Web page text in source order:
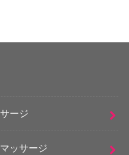
ージ
ッサージ